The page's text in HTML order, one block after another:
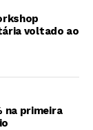
voltado ao
na primeira